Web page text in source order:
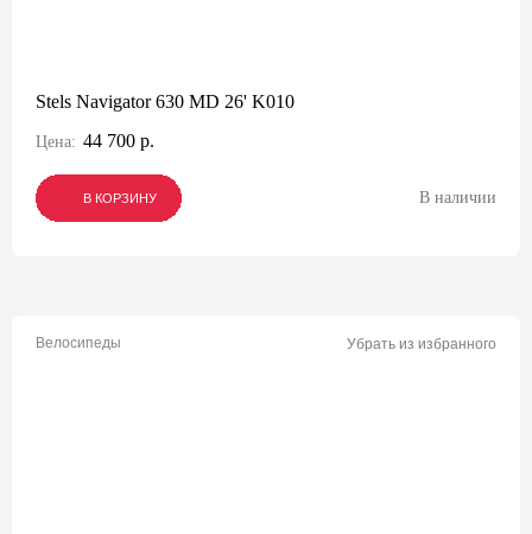
Stels Navigator 630 MD 26' K010
Цена: 44 700 р.
В КОРЗИНУ
В КОРЗИНУ
В КОРЗИНУ В наличии
Велосипеды Убрать из избранного